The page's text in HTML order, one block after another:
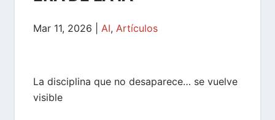
Mar 11, 2026 |AI,Artículos
La disciplina que no desaparece… se vuelve
visible